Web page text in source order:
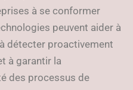
à se conformer
peuvent aider à
détecter proactivement
à garantir la
des processus de